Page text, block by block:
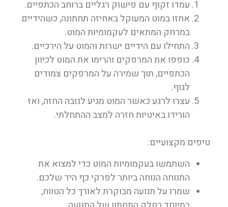
עמדו זקוף עם פישוק רגליים ברוחב הכתפיים.
אחזו במוט המעוקל באחיזה תחתונה, כשהידיים
במרחק המתאים לעקמומיות המוט.
התחילו עם הידיים ישרות והמוט על הירכיים.
כופפו את המרפקים והרימו את המוט לכיוון
הכתפיים, תוך שמירה על המרפקים צמודים
לגוף.
עצרו לרגע כאשר המוט מגיע לגובה החזה, ואז
הורידו באיטיות חזרה למצב ההתחלתי.
טיפים מקצועיים:
השתמשו בעקמומיות המוט כדי למצוא את
התנוחה הנוחה ביותר לפרקי כף היד שלכם.
שמרו על תנועה מבוקרת לאורך כל הטווח,